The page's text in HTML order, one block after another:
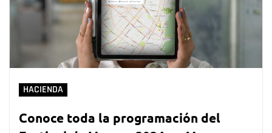
HACIENDA
Conoce toda la programación del